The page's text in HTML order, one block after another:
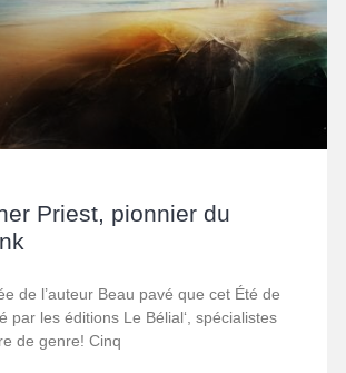
Priest, pionnier du
de l’auteur Beau pavé que cet Été de
par les éditions Le Bélial‘, spécialistes
de genre! Cinq